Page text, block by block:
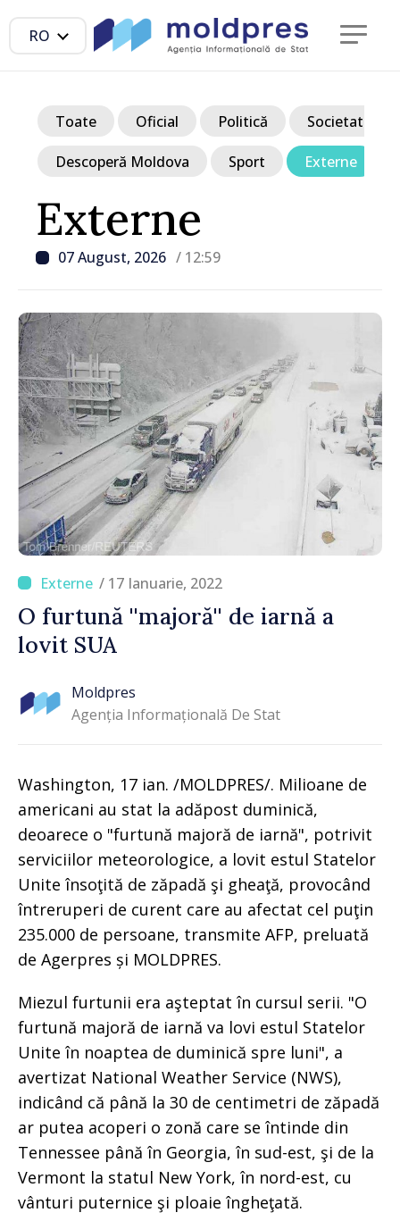
RO
Externe
07 August, 2026 / 12:59
Toate Oficial Politică Societate
Descoperă Moldova Sport Externe
/ 17 Ianuarie, 2022
O furtună ''majoră'' de iarnă a
lovit SUA
Moldpres
Agenția Informațională De Stat
Washington, 17 ian. /MOLDPRES/. Milioane de
americani au stat la adăpost duminică,
deoarece o "furtună majoră de iarnă", potrivit
serviciilor meteorologice, a lovit estul Statelor
Unite însoţită de zăpadă şi gheaţă, provocând
întreruperi de curent care au afectat cel puţin
235.000 de persoane, transmite AFP, preluată
de Agerpres și MOLDPRES.
Miezul furtunii era aşteptat în cursul serii. "O
furtună majoră de iarnă va lovi estul Statelor
Unite în noaptea de duminică spre luni", a
avertizat National Weather Service (NWS),
indicând că până la 30 de centimetri de zăpadă
ar putea acoperi o zonă care se întinde din
Tennessee până în Georgia, în sud-est, şi de la
Vermont la statul New York, în nord-est, cu
vânturi puternice şi ploaie îngheţată.